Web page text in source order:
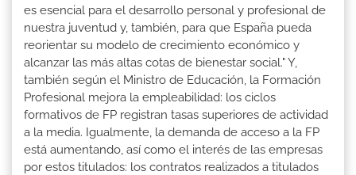
es esencial para el desarrollo personal y profesional de
nuestra juventud y, también, para que España pueda
reorientar su modelo de crecimiento económico y
alcanzar las más altas cotas de bienestar social." Y,
también según el Ministro de Educación, la Formación
Profesional mejora la empleabilidad: los ciclos
formativos de FP registran tasas superiores de actividad
a la media. Igualmente, la demanda de acceso a la FP
está aumentando, así como el interés de las empresas
por estos titulados: los contratos realizados a titulados